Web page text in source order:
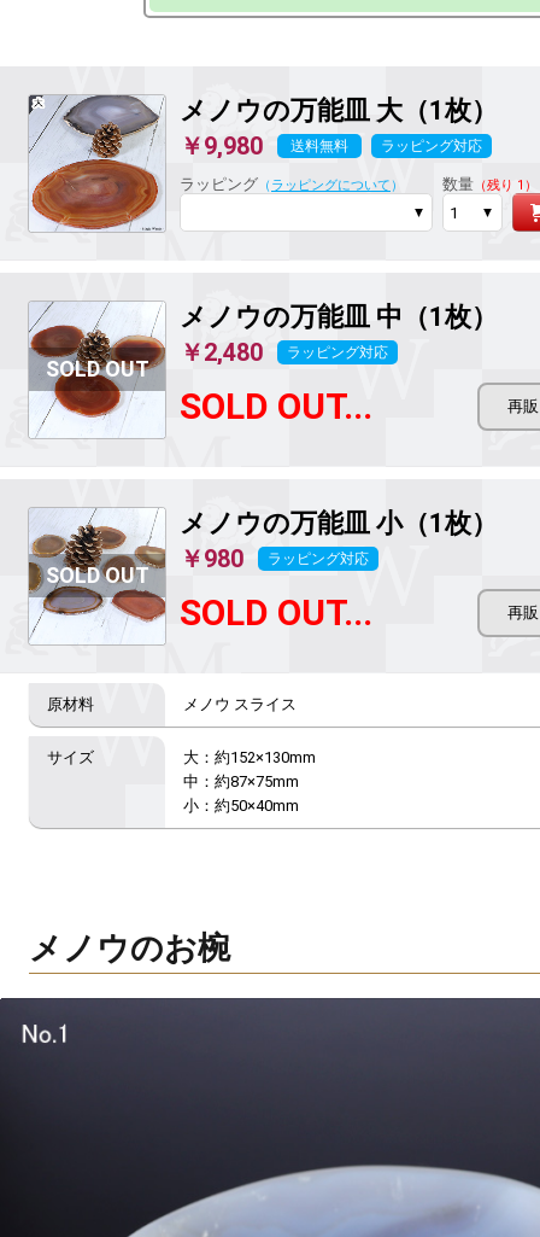
メノウの万能皿 大（1枚）
￥9,980 送料無料 ラッピング対応
ラッピング （ ラッピングについて ） 数量（残り 1）
メノウの万能皿 中（1枚）
￥2,480 ラッピング対応
SOLD OUT...
メノウの万能皿 小（1枚）
￥980 ラッピング対応
SOLD OUT...
メノウ スライス
大：約152×130mm
中：約87×75mm
メノウのお椀